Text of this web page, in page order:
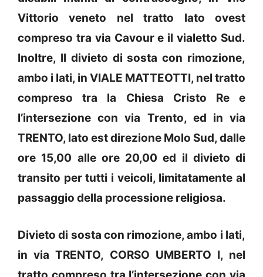
Vittorio veneto nel tratto lato ovest
compreso tra via Cavour e il vialetto Sud.
Inoltre, Il divieto di sosta con rimozione,
ambo i lati, in VIALE MATTEOTTI, nel tratto
compreso tra la Chiesa Cristo Re e
l’intersezione con via Trento, ed in via
TRENTO, lato est direzione Molo Sud, dalle
ore 15,00 alle ore 20,00 ed il divieto di
transito per tutti i veicoli, limitatamente al
passaggio della processione religiosa.
Divieto di sosta con rimozione, ambo i lati,
in via TRENTO, CORSO UMBERTO I, nel